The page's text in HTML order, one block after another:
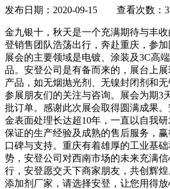
发布日期：2020-09-15 查看次数：
金九银十，秋天是一个充满期待与丰
登销售团队浩荡出行，奔赴重庆，参
展会的主要领域是电镀、涂装及3C高
品。安登公司是有备而来的，展台上
产品，如无烟抛光剂、无镍封闭剂和
参展朋友们的关注与咨询。展会为期3
批订单。感谢此次展会取得圆满成果
金表面处理长达超10年，一直以自我
保证的生产经验及成熟的售后服务，
口碑与支持。重庆有着雄厚的工业基
势，安登公司对西南市场的未来充满
行，安登愿交天下商家朋友，共创辉
添加剂厂家，请选择安登，让您用得放